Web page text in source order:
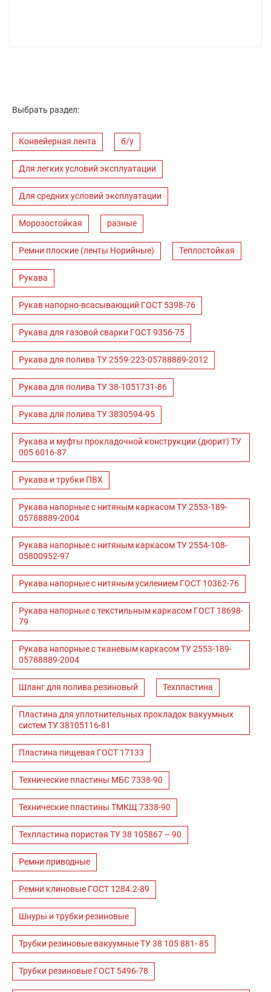
Выбрать раздел:
Конвейерная лента б/у
Для легких условий эксплуатации
Для средних условий эксплуатации
Морозостойкая разные
Ремни плоские (ленты Норийные) Теплостойкая
Рукава
Рукав напорно-всасывающий ГОСТ 5398-76
Рукава для газовой сварки ГОСТ 9356-75
Рукава для полива ТУ 2559-223-05788889-2012
Рукава для полива ТУ 38-1051731-86
Рукава для полива ТУ 3830594-95
Рукава и муфты прокладочной конструкции (дюрит) ТУ
005 6016-87
Рукава и трубки ПВХ
Рукава напорные с нитяным каркасом ТУ 2553-189-
05788889-2004
Рукава напорные с нитяным каркасом ТУ 2554-108-
05800952-97
Рукава напорные с нитяным усилением ГОСТ 10362-76
Рукава напорные с текстильным каркасом ГОСТ 18698-
79
Рукава напорные с тканевым каркасом ТУ 2553-189-
05788889-2004
Шланг для полива резиновый Техпластина
Пластина для уплотнительных прокладок вакуумных
систем ТУ 38105116-81
Пластина пищевая ГОСТ 17133
Технические пластины МБС 7338-90
Технические пластины ТМКЩ 7338-90
Техпластина пористая ТУ 38 105867 – 90
Ремни приводные
Ремни клиновые ГОСТ 1284.2-89
Шнуры и трубки резиновые
Трубки резиновые вакуумные ТУ 38 105 881- 85
Трубки резиновые ГОСТ 5496-78